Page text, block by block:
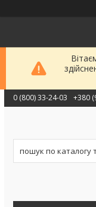
0 (800) 33-24-03 +380